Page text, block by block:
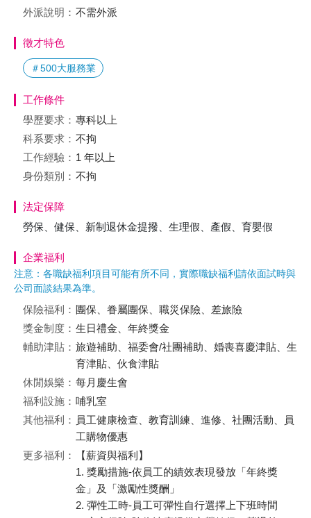
外派說明： 不需外派
徵才特色
＃500大服務業
工作條件
學歷要求： 專科以上
科系要求： 不拘
工作經驗： 1 年以上
身份類別： 不拘
法定保障
勞保、健保、新制退休金提撥、生理假、產假、育嬰假
企業福利
注意：各職缺福利項目可能有所不同，實際職缺福利請依面試時與
公司面談結果為準。
保險福利： 團保、眷屬團保、職災保險、差旅險
獎金制度： 生日禮金、年終獎金
輔助津貼： 旅遊補助、福委會/社團補助、婚喪喜慶津貼、生
育津貼、伙食津貼
休閒娛樂： 每月慶生會
福利設施： 哺乳室
其他福利： 員工健康檢查、教育訓練、進修、社團活動、員
工購物優惠
更多福利：
【薪資與福利】
1. 獎勵措施-依員工的績效表現發放「年終獎
金」及「激勵性獎酬」
2. 彈性工時-員工可彈性自行選擇上下班時間